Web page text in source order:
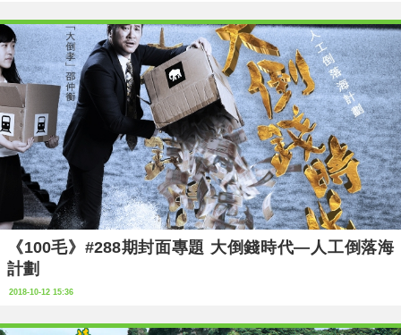
《100毛》#288期封面專題 大倒錢時代—人工倒落海
計劃
2018-10-12 15:36